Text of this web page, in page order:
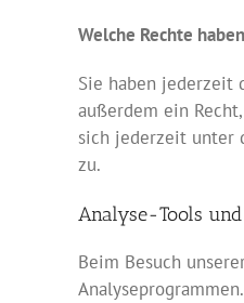
Welche Rechte
Sie haben jederzeit
außerdem ein
sich jederzeit unter
zu.
Analyse-Tools
Beim Besuch